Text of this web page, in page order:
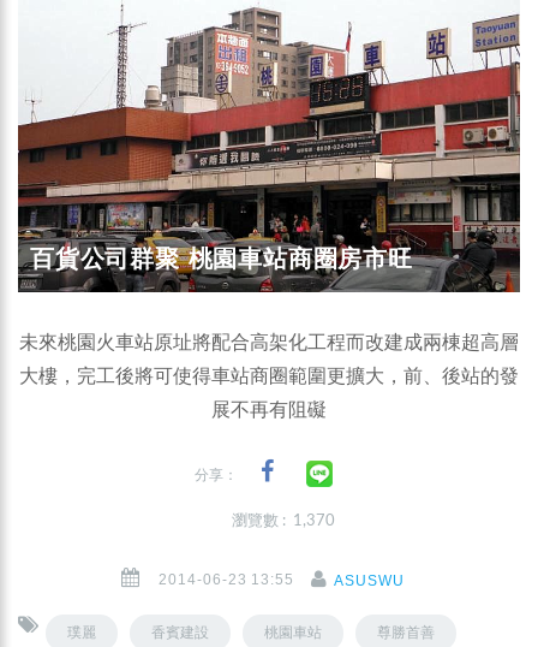
百貨公司群聚 桃園車站商圈房市旺
未來桃園火車站原址將配合高架化工程而改建成兩棟超高層
大樓，完工後將可使得車站商圈範圍更擴大，前、後站的發
展不再有阻礙
分享：
瀏覽數 : 1,370
2014-06-23 13:55 ASUSWU
璞麗 香賓建設 桃園車站 尊勝首善